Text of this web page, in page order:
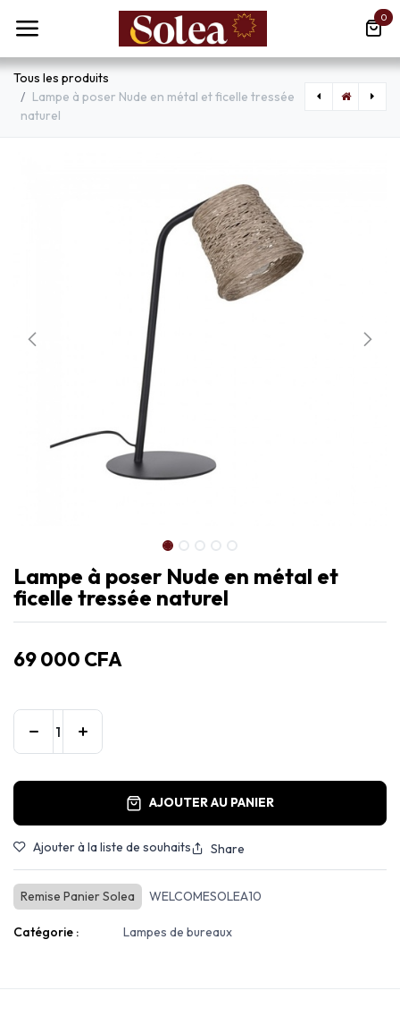
Se rendre au contenu
0
Tous les produits
Lampe à poser Nude en métal et ficelle tressée
naturel
Lampe à poser Nude en métal et
ficelle tressée naturel
69 000 CFA
AJOUTER AU PANIER
Ajouter à la liste de souhaits Share
Remise Panier Solea WELCOMESOLEA10
Catégorie : Lampes de bureaux